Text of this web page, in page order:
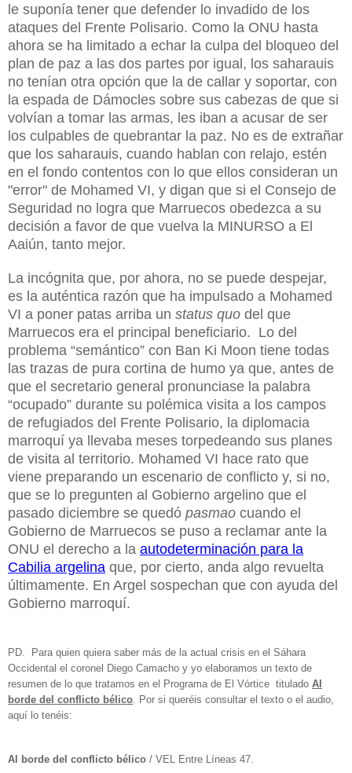
le suponía tener que defender lo invadido de los
ataques del Frente Polisario. Como la ONU hasta
ahora se ha limitado a echar la culpa del bloqueo del
plan de paz a las dos partes por igual, los saharauis
no tenían otra opción que la de callar y soportar, con
la espada de Dámocles sobre sus cabezas de que si
volvían a tomar las armas, les iban a acusar de ser
los culpables de quebrantar la paz. No es de extrañar
que los saharauis, cuando hablan con relajo, estén
en el fondo contentos con lo que ellos consideran un
"error" de Mohamed VI, y digan que si el Consejo de
Seguridad no logra que Marruecos obedezca a su
decisión a favor de que vuelva la MINURSO a El
Aaiún, tanto mejor.
La incógnita que, por ahora, no se puede despejar,
es la auténtica razón que ha impulsado a Mohamed
VI a poner patas arriba un status quo del que
Marruecos era el principal beneficiario. Lo del
problema “semántico” con Ban Ki Moon tiene todas
las trazas de pura cortina de humo ya que, antes de
que el secretario general pronunciase la palabra
“ocupado” durante su polémica visita a los campos
de refugiados del Frente Polisario, la diplomacia
marroquí ya llevaba meses torpedeando sus planes
de visita al territorio. Mohamed VI hace rato que
viene preparando un escenario de conflicto y, si no,
que se lo pregunten al Gobierno argelino que el
pasado diciembre se quedó pasmao cuando el
Gobierno de Marruecos se puso a reclamar ante la
ONU el derecho a la autodeterminación para la
Cabilia argelina que, por cierto, anda algo revuelta
últimamente. En Argel sospechan que con ayuda del
Gobierno marroquí.
PD. Para quien quiera saber más de la actual crisis en el Sáhara
Occidental el coronel Diego Camacho y yo elaboramos un texto de
resumen de lo que tratamos en el Programa de El Vórtice titulado Al
borde del conflicto bélico . Por si queréis consultar el texto o el audio,
aquí lo tenéis:
Al borde del conflicto bélico / VEL Entre Líneas 47.